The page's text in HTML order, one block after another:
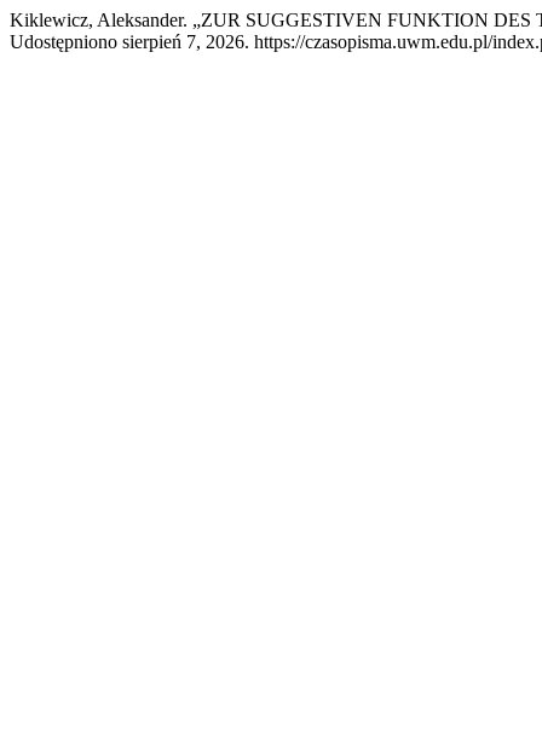
Kiklewicz, Aleksander. „ZUR SUGGESTIVEN FUNKTION DES
Udostępniono sierpień 7, 2026. https://czasopisma.uwm.edu.pl/